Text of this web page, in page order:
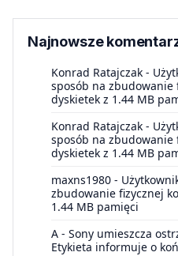
Najnowsze
Konrad Ratajczak -
sposób na zbudowanie
dyskietek z 1.44 MB
Konrad Ratajczak -
sposób na zbudowanie
dyskietek z 1.44 MB
maxns1980 -
zbudowanie fizycznej
1.44 MB pamięci
A - Sony umieszcza
Etykieta informuje o